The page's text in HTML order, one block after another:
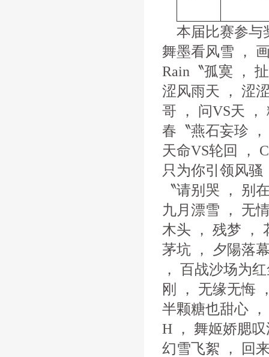
本届比赛参与
舞墨看风雪 ，
Rain〝孤寞 ，
涩风雨天 ， 涩
哥 ， 问VS天
春〝燕石妄珍
天命VS轮回 ，
只为你引领风骚
〝请别哭 ， 别
九月漂雪 ， 无
木头 ， 残梦 ，
茅坑 ， 夕陽落
， 百战沙场为
刚 ， 无缘无悔
半颗糖也甜心
H ， 舞姬娇腮
幻雪飞絮 ， 回